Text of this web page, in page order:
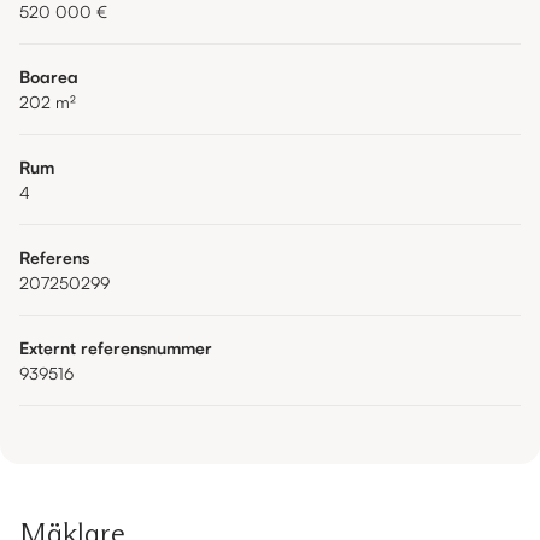
520 000 €
Boarea
202 m²
Rum
4
Referens
207250299
Externt referensnummer
939516